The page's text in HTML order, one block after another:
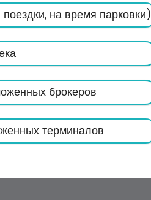
на время парковки)
брокеров
терминалов